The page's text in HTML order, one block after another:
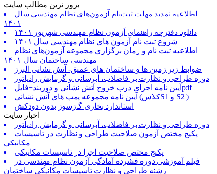
بروز ترین مطالب سایت
اطلاعیه تمدید مهلت ثبت‌نام آزمون‌های نظام مهندسی سال
۱۴۰۱
دانلود دفترچه راهنمای آزمون نظام مهندسی شهریور ۱۴۰۱
شروع ثبت نام آزمون های نظام مهندسی سال ۱۴۰۱
اطلاعیه ثبت نام و زمان برگزاری مجموعه آزمون‌های نظام
مهندسی ساختمان سال ۱۴۰۱
ضوابط زیر زمین ها و ساختمان های عمیق- آتش نشانی البرز
دوره طراحی و نظارت بر فاضلاب، آبرسانی و گرمایش رادیاتور
آیین نامه اجرای درب خروج آتش نشانی و دوربند+فایلpdf
آیین نامه مجموعه پمپ های آتش نشانی (کلاسS1 و S2 )
استاندارد بخاری گازسوز بدون دودکش
اخبار سایت
دوره طراحی و نظارت بر فاضلاب، آبرسانی و گرمایش رادیاتور
پکیج مختص آزمون صلاحیت طراحی و نظارت در تاسیسات
مکانیکی
پکیج مختص صلاحیت اجرا در تاسیسات مکانیکی
فیلم آموزشی دوره فشرده آمادگی آزمون نظام مهندسی در
رشته طراحی و نظارت تاسیسات مکانیکی ساختمان